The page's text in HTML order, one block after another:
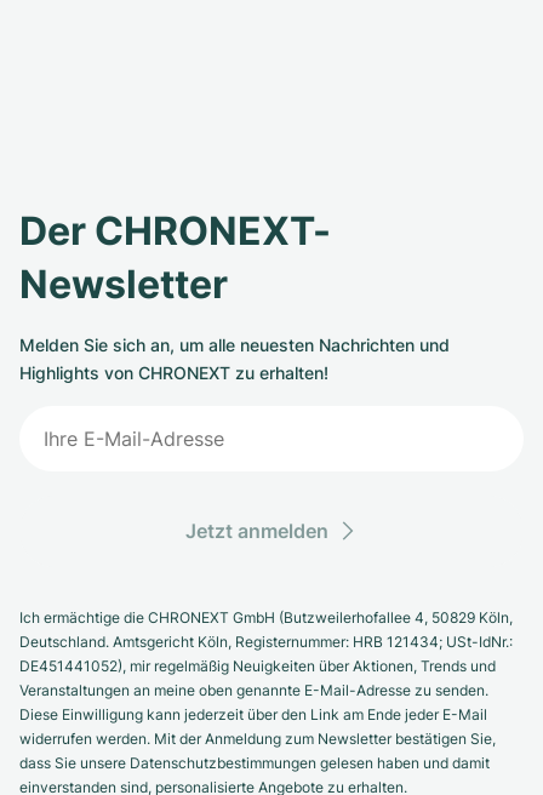
Der CHRONEXT-
Newsletter
Melden Sie sich an, um alle neuesten Nachrichten und
Highlights von CHRONEXT zu erhalten!
Jetzt anmelden
Ich ermächtige die CHRONEXT GmbH (Butzweilerhofallee 4, 50829 Köln,
Deutschland. Amtsgericht Köln, Registernummer: HRB 121434; USt-IdNr.:
DE451441052), mir regelmäßig Neuigkeiten über Aktionen, Trends und
Veranstaltungen an meine oben genannte E-Mail-Adresse zu senden.
Diese Einwilligung kann jederzeit über den Link am Ende jeder E-Mail
widerrufen werden. Mit der Anmeldung zum Newsletter bestätigen Sie,
dass Sie unsere Datenschutzbestimmungen gelesen haben und damit
einverstanden sind, personalisierte Angebote zu erhalten.